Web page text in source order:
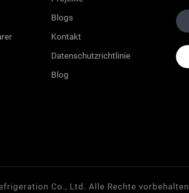
blogs
kontakt
datenschutzrichtlinie
blog
Co., Ltd. Alle Rechte vorbehalten